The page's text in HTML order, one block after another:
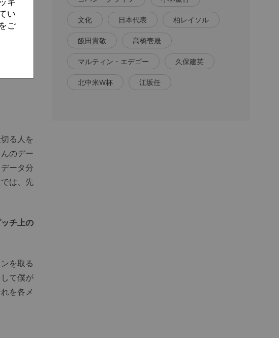
エンテ
が管理
部門な
拡大し
る人を
のデー
ータ分
は、先
チ上の
を取る
て僕が
を各メ
文化 日本代表 柏レイソル
飯田貴敬 高橋壱晟
マルティン・エデゴー 久保建英
北中米W杯 江坂任
キ
い
ご